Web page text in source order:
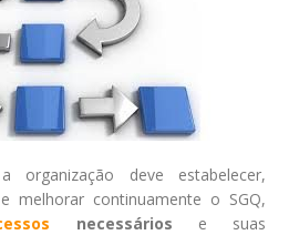
deve estabelecer,
melhorar continuamente o SGQ,
necessários e suas